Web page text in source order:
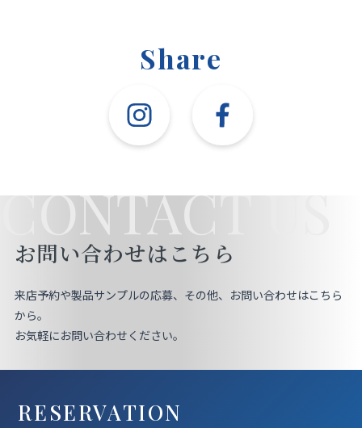
Share
CONTACT US
お問い合わせはこちら
来店予約や製品サンプルの応募、その他、お問い合わせはこちら
から。
お気軽にお問い合わせください。
RESERVATION